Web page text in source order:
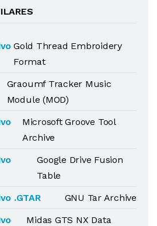
Gold Thread Embroidery
Format
Graoumf Tracker Music
Module (MOD)
Microsoft Groove Tool
Archive
Google Drive Fusion
Table
.GTAR
GNU Tar Archive
Midas GTS NX Data